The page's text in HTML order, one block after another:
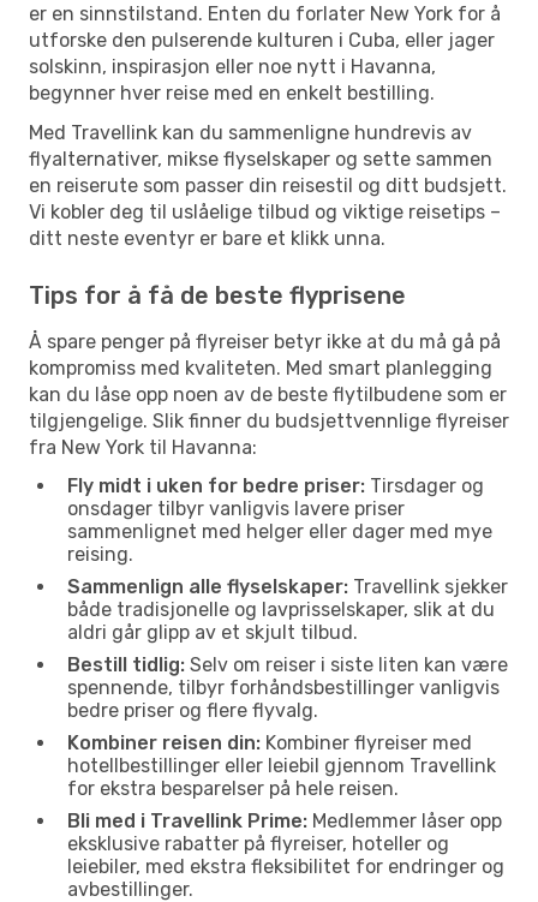
er en sinnstilstand. Enten du forlater New York for å
utforske den pulserende kulturen i Cuba, eller jager
solskinn, inspirasjon eller noe nytt i Havanna,
begynner hver reise med en enkelt bestilling.
Med Travellink kan du sammenligne hundrevis av
flyalternativer, mikse flyselskaper og sette sammen
en reiserute som passer din reisestil og ditt budsjett.
Vi kobler deg til uslåelige tilbud og viktige reisetips –
ditt neste eventyr er bare et klikk unna.
Tips for å få de beste flyprisene
Å spare penger på flyreiser betyr ikke at du må gå på
kompromiss med kvaliteten. Med smart planlegging
kan du låse opp noen av de beste flytilbudene som er
tilgjengelige. Slik finner du budsjettvennlige flyreiser
fra New York til Havanna:
Fly midt i uken for bedre priser: Tirsdager og
onsdager tilbyr vanligvis lavere priser
sammenlignet med helger eller dager med mye
reising.
Sammenlign alle flyselskaper: Travellink sjekker
både tradisjonelle og lavprisselskaper, slik at du
aldri går glipp av et skjult tilbud.
Bestill tidlig: Selv om reiser i siste liten kan være
spennende, tilbyr forhåndsbestillinger vanligvis
bedre priser og flere flyvalg.
Kombiner reisen din: Kombiner flyreiser med
hotellbestillinger eller leiebil gjennom Travellink
for ekstra besparelser på hele reisen.
Bli med i Travellink Prime: Medlemmer låser opp
eksklusive rabatter på flyreiser, hoteller og
leiebiler, med ekstra fleksibilitet for endringer og
avbestillinger.